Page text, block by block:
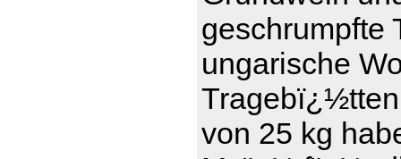
geschrumpfte
ungarische
von 25 kg